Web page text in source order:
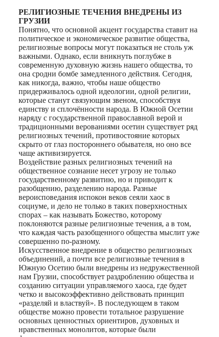
РЕЛИГИОЗНЫЕ ТЕЧЕНИЯ ВНЕДРЕНЫ ИЗ
ГРУЗИИ
Понятно, что основной акцент государства ставит на
политическое и экономическое развитие общества,
религиозные вопросы могут показаться не столь уж
важными. Однако, если вникнуть поглубже в
современную духовную жизнь нашего общества, то
она сродни бомбе замедленного действия. Сегодня,
как никогда, важно, чтобы наше общество
придерживалось одной идеологии, одной религии,
которые станут связующим звеном, способствуя
единству и сплочённости народа. В Южной Осетии
наряду с государственной православной верой и
традиционными верованиями осетин существует ряд
религиозных течений, противостояние которых
скрыто от глаз постороннего обывателя, но оно все
чаще активизируется.
Воздействие разных религиозных течений на
общественное сознание несет угрозу не только
государственному развитию, но и приводит к
разобщению, разделению народа. Разные
вероисповедания испокон веков сеяли хаос в
социуме, и дело не только в таких поверхностных
спорах – как называть Божество, которому
поклоняются разные религиозные течения, а в том,
что каждая часть разобщенного общества мыслит уже
совершенно по-разному.
Искусственное внедрение в общество религиозных
объединений, а почти все религиозные течения в
Южную Осетию были внедрены из недружественной
нам Грузии, способствует раздроблению общества и
созданию ситуации управляемого хаоса, где будет
четко и высокоэффективно действовать принцип
«разделяй и властвуй». В последующем в таком
обществе можно провести тотальное разрушение
основных ценностных ориентиров, духовных и
нравственных монолитов, которые были